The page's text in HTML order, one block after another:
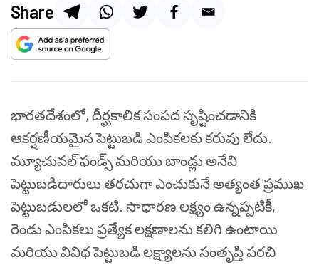
Share
భారతదేశంలో, దీర్ఘకాలిక సంపద సృష్టించడానికి
ఆకర్షణీయమైన పెట్టుబడి ఎంపికలకు కరువు లేదు.
మ్యూచువల్ ఫండ్స్ మరియు బాండ్లు అనేవి
పెట్టుబడిదారులు తరచుగా ఎంచుకునే అత్యంత ప్రముఖ
పెట్టుబడులలో ఒకటి. సాధారణ లక్ష్యం ఉన్నప్పటికీ,
రెండు ఎంపికలు ప్రత్యేక లక్షణాలను కలిగి ఉంటాయి
మరియు వివిధ పెట్టుబడి లక్ష్యాలను సంతృప్తి పరచి